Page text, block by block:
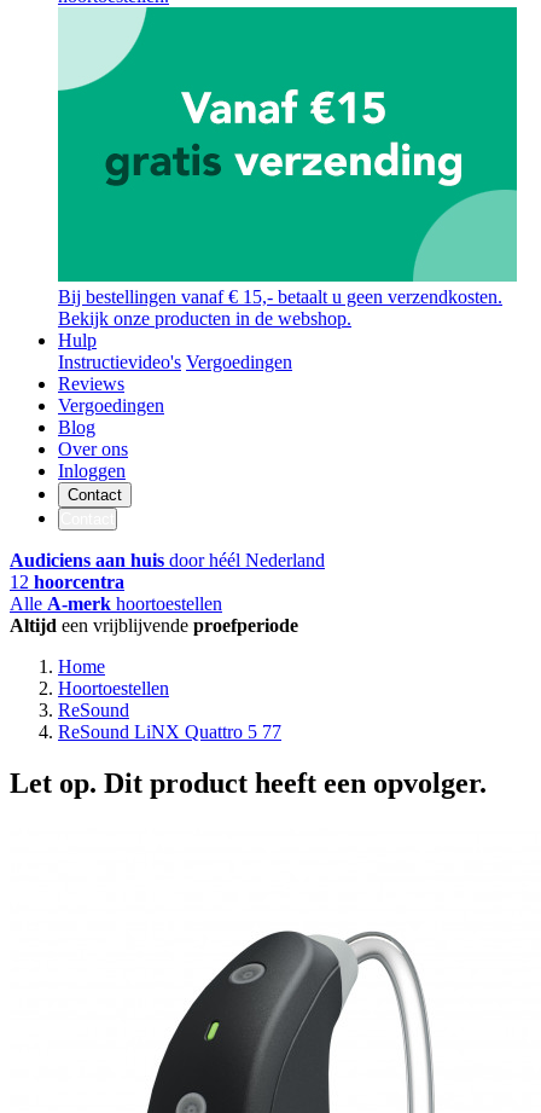
Bij bestellingen vanaf € 15,- betaalt u geen verzendkosten.
Bekijk onze producten in de webshop.
Hulp
Instructievideo's Vergoedingen
Reviews
Vergoedingen
Blog
Over ons
Inloggen
Contact
Audiciens aan huis door héél Nederland
12 hoorcentra
Alle A-merk hoortoestellen
Altijd een vrijblijvende proefperiode
Home
Hoortoestellen
ReSound
ReSound LiNX Quattro 5 77
Let op. Dit product heeft een opvolger.